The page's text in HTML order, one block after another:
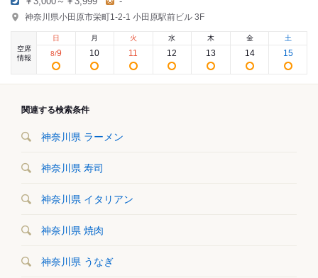
神奈川県小田原市栄町1-2-1 小田原駅前ビル 3F
空席
情報
日
8/9
月
10
火
11
水
12
木
13
金
14
土
15
関連する検索条件
神奈川県 ラーメン
神奈川県 寿司
神奈川県 イタリアン
神奈川県 焼肉
神奈川県 うなぎ